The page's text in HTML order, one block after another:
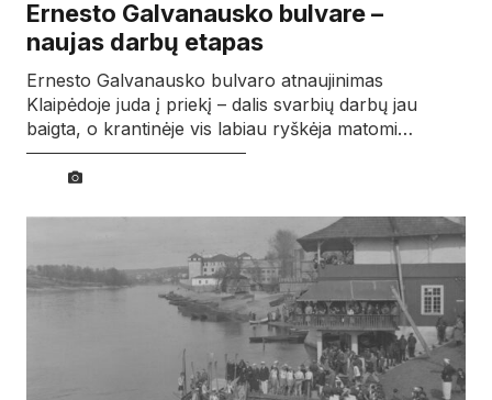
Ernesto Galvanausko bulvare –
naujas darbų etapas
Ernesto Galvanausko bulvaro atnaujinimas
Klaipėdoje juda į priekį – dalis svarbių darbų jau
baigta, o krantinėje vis labiau ryškėja matomi…